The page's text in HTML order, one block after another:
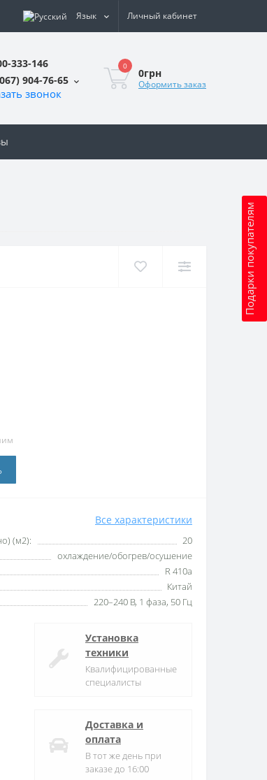
Язык Личный кабинет
333-146
904-76-65
звонок
0
0грн
Оформить заказ
Подарки покупателям
Все характеристики
(м2):
20
охлаждение/обогрев/осушение
R 410a
Китай
220–240 B, 1 фаза, 50 Гц
Установка
техники
Квалифицированные
специалисты
Доставка и
оплата
В тот же день при
заказе до 16:00